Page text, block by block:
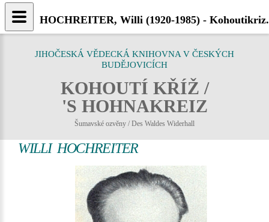
JIHOČESKÁ VĚDECKÁ KNIHOVNA V ČESKÝCH
BUDĚJOVICÍCH
KOHOUTÍ KŘÍŽ /
'S HOHNAKREIZ
Šumavské ozvěny / Des Waldes Widerhall
WILLI HOCHREITER
HOCHREITER, Willi (1920-1985) -